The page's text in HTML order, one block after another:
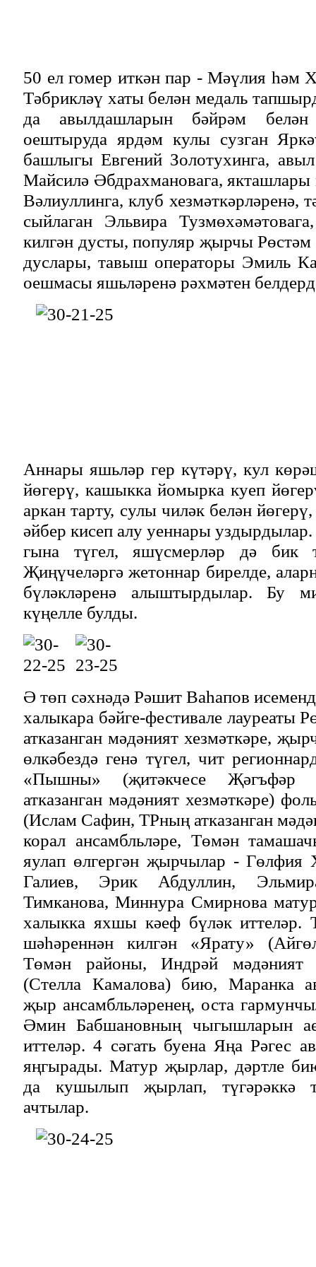
50 ел гомер иткән пар - Мәүлия һәм
Тәбрикләү хаты белән медаль
да авылдашларын бәйрәм белән
оештыруда ярдәм кулы сузган
башлыгы Евгений Золотухинга,
Майсилә Әбдрахмановага,
Вәлиуллинга, клуб хезмәткәрләренә,
сыйлаган Эльвира
килгән дусты, популяр җырчы
дуслары, тавыш операторы Эмиль
оешмасы яшьләренә рәхмәтен
Аннары яшьләр гер күтәрү, кул
йөгерү, кашыкка йомырка куеп
аркан тарту, сулы чиләк белән
әйбер кисеп алу уеннары
гына түгел, яшүсмерләр дә бик
Җиңүчеләргә жетоннар бирелде,
бүләкләренә алыштырдылар. Бу
күңелле булды.
Ә төп сәхнәдә Рәшит Ваһапов
халыкара бәйге-фестивале лауреаты
атказанган мәдәният хезмәткәре,
өлкәбездә генә түгел, чит
«Пышны» (җитәкчесе Җәгъфәр
атказанган мәдәният хезмәткәре)
(Ислам Сафин, ТРның атказанган
корал ансамбльләре, Төмән
яулап өлгергән җырчылар - Гөлфия
Галиев, Эрик Абдуллин,
Тимканова, Миннура Смирнова
халыкка яхшы кәеф бүләк иттеләр.
шәһәреннән килгән «Ярату»
Төмән районы, Индрәй мәдәният
(Стелла Камалова) бию, Маранка
җыр ансамбльләренең, оста
Әмин Бабшановның чыгышларын
иттеләр. 4 сәгать буена Яңа Рәгес
яңгырады. Матур җырлар, дәртле
да кушылып җырлап, түгәрәккә
ачтылар.